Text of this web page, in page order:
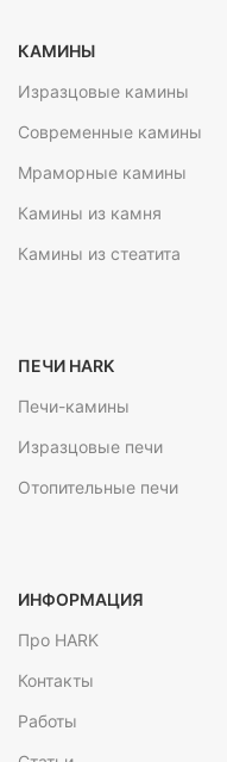
КАМИНЫ
Изразцовые камины
Современные камины
Мраморные камины
Камины из камня
Камины из стеатита
ПЕЧИ HARK
Печи-камины
Изразцовые печи
Отопительные печи
ИНФОРМАЦИЯ
Про HARK
Контакты
Работы